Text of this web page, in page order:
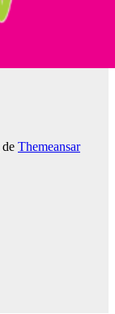
de Themeansar